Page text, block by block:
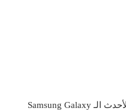
أعلنت شركة سامسونج عن هاتفها الأحدث الـ Samsung Galaxy